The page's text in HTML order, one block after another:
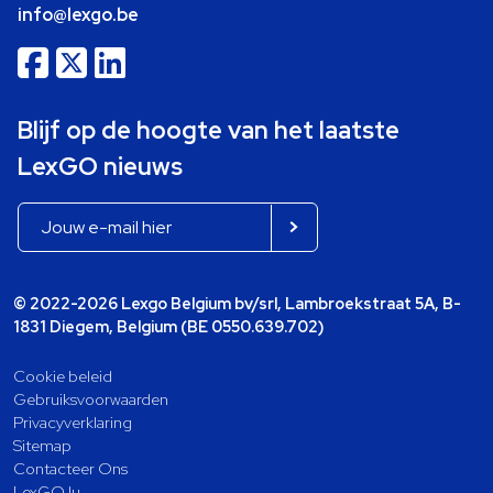
info@lexgo.be
Blijf op de hoogte van het laatste
LexGO nieuws
© 2022-2026 Lexgo Belgium bv/srl, Lambroekstraat 5A, B-
1831 Diegem, Belgium (BE 0550.639.702)
Cookie beleid
Gebruiksvoorwaarden
Privacyverklaring
Sitemap
Contacteer Ons